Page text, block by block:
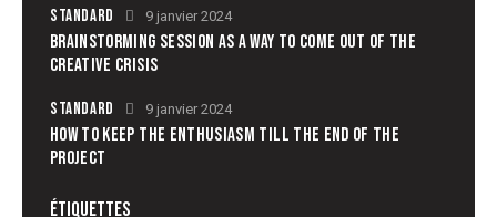
STANDARD 9 janvier 2024
BRAINSTORMING SESSION AS A WAY TO COME OUT OF THE
CREATIVE CRISIS
STANDARD 9 janvier 2024
HOW TO KEEP THE ENTHUSIASM TILL THE END OF THE
PROJECT
ÉTIQUETTES